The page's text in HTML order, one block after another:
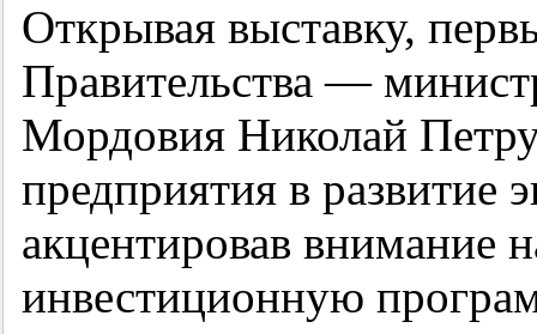
Открывая выставку,
Правительства —
Мордовия Николай
предприятия в развитие
акцентировав внимание
инвестиционную